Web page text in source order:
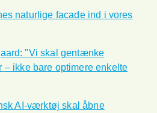
naturlige facade ind i vores
"Vi skal gentænke
– ikke bare optimere enkelte
AI-værktøj skal åbne